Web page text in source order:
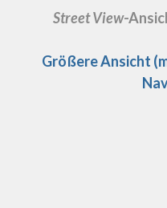
Street View-
Größere Ansicht